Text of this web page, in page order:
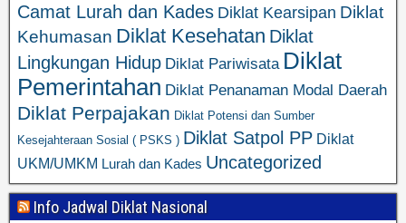
Camat Lurah dan Kades Diklat Kearsipan Diklat
Kehumasan Diklat Kesehatan Diklat
Lingkungan Hidup Diklat Pariwisata Diklat
Pemerintahan Diklat Penanaman Modal Daerah
Diklat Perpajakan Diklat Potensi dan Sumber
Kesejahteraan Sosial ( PSKS ) Diklat Satpol PP Diklat
UKM/UMKM Lurah dan Kades Uncategorized
Info Jadwal Diklat Nasional